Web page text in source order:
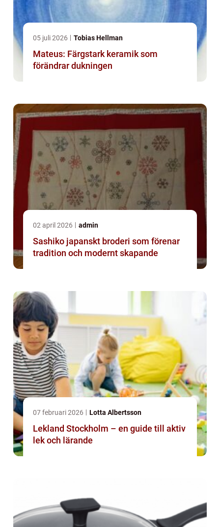
05 juli 2026 Tobias Hellman
Mateus: Färgstark keramik som
förändrar dukningen
02 april 2026 admin
Sashiko japanskt broderi som förenar
tradition och modernt skapande
07 februari 2026 Lotta Albertsson
Lekland Stockholm – en guide till aktiv
lek och lärande